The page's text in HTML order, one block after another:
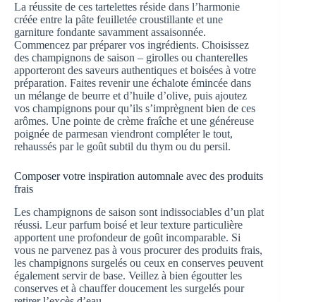
La réussite de ces tartelettes réside dans l’harmonie
créée entre la pâte feuilletée croustillante et une
garniture fondante savamment assaisonnée.
Commencez par préparer vos ingrédients. Choisissez
des champignons de saison – girolles ou chanterelles
apporteront des saveurs authentiques et boisées à votre
préparation. Faites revenir une échalote émincée dans
un mélange de beurre et d’huile d’olive, puis ajoutez
vos champignons pour qu’ils s’imprègnent bien de ces
arômes. Une pointe de crème fraîche et une généreuse
poignée de parmesan viendront compléter le tout,
rehaussés par le goût subtil du thym ou du persil.
Composer votre inspiration automnale avec des produits
frais
Les champignons de saison sont indissociables d’un plat
réussi. Leur parfum boisé et leur texture particulière
apportent une profondeur de goût incomparable. Si
vous ne parvenez pas à vous procurer des produits frais,
les champignons surgelés ou ceux en conserves peuvent
également servir de base. Veillez à bien égoutter les
conserves et à chauffer doucement les surgelés pour